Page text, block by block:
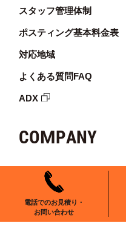
電話でのお見積り・
お問い合わせ
スタッフ管理体制
ポスティング基本料金表
対応地域
よくある質問FAQ
ADX
COMPANY
AREA
RECRUIT